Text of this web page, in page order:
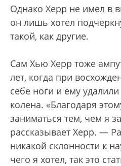
Однако Херр не имел в
он лишь хотел
такой, как другие.
Сам Хью Херр тоже
лет, когда при
себе ноги и ему
колена. «Благодаря
заниматься тем, чем я
рассказывает Херр. —
никакой склонности к
чего я хотел, так это